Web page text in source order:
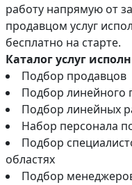
работу напрямую от
продавцом услуг
бесплатно на старте.
Каталог услуг
Подбор продавцов
Подбор линейного
Подбор линейных
Набор персонала
Подбор
областях
Подбор